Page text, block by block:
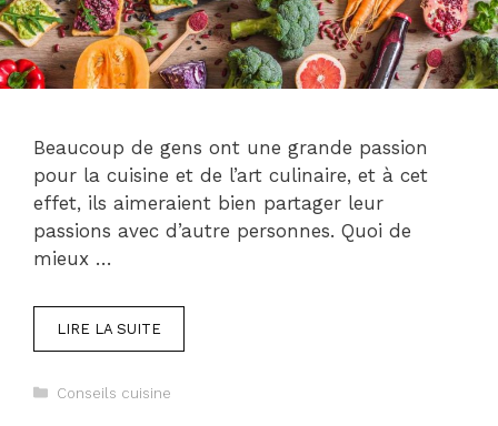
Beaucoup de gens ont une grande passion
pour la cuisine et de l’art culinaire, et à cet
effet, ils aimeraient bien partager leur
passions avec d’autre personnes. Quoi de
mieux …
LIRE LA SUITE
Catégories
Conseils cuisine